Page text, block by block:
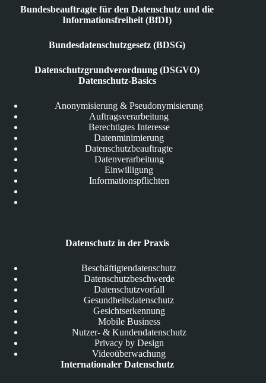
Bundesbeauftragte für den Datenschutz und die
Informationsfreiheit (BfDI)
Bundesdatenschutzgesetz (BDSG)
Datenschutzgrundverordnung (DSGVO)
Datenschutz-Basics
Anonymisierung & Pseudonymisierung
Auftragsverarbeitung
Berechtigtes Interesse
Datenminimierung
Datenschutzbeauftragte
Datenverarbeitung
Einwilligung
Informationspflichten
Datenschutz in der Praxis
Beschäftigtendatenschutz
Datenschutzbeschwerde
Datenschutzvorfall
Gesundheitsdatenschutz
Gesichtserkennung
Mobile Business
Nutzer- & Kundendatenschutz
Privacy by Design
Videoüberwachung
Internationaler Datenschutz